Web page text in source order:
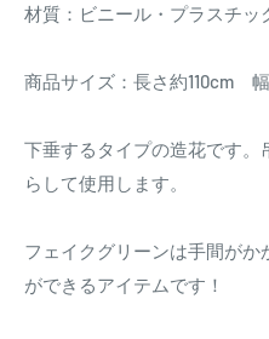
材質：ビニール・プラスチッ
商品サイズ：長さ約110cm
下垂するタイプの造花です
らして使用します。
フェイクグリーンは手間がか
ができるアイテムです！